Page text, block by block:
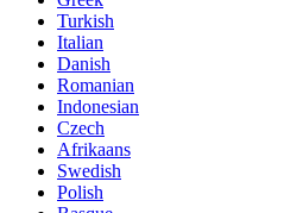
Turkish
Italian
Danish
Romanian
Indonesian
Czech
Afrikaans
Swedish
Polish